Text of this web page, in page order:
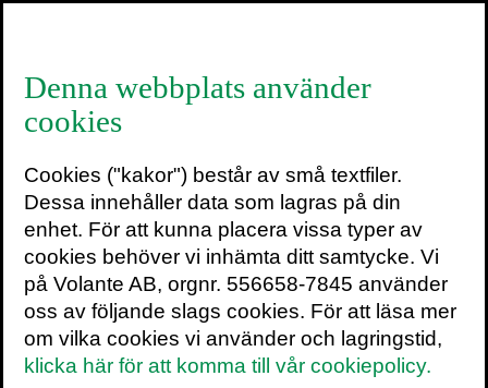
Volantebloggen
På Volantebloggen får du
senaste nytt från oss: nyheter om
titlar, evenemang och vad som
händer bakom kulisserna.
SENASTE INLÄGG
ARKIV
Denna webbplats använder
cookies
Cookies ("kakor") består av små textfiler.
Dessa innehåller data som lagras på din
enhet. För att kunna placera vissa typer av
cookies behöver vi inhämta ditt samtycke. Vi
på Volante AB, orgnr. 556658-7845 använder
oss av följande slags cookies. För att läsa mer
om vilka cookies vi använder och lagringstid,
klicka här för att komma till vår cookiepolicy.